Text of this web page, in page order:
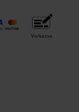
Vorkasse